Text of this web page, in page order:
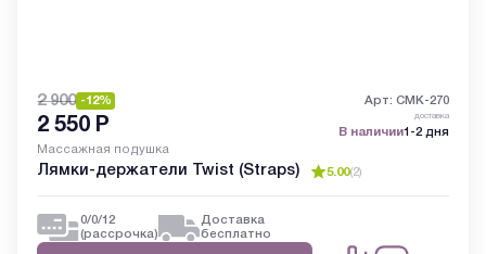
2 900 -12% Арт: CMK-270
2 550 Р доставка
В наличии1-2 дня
Массажная подушка
Лямки-держатели Twist (Straps) 5.00(2)
0/0/12
(рассрочка)
Доставка
бесплатно